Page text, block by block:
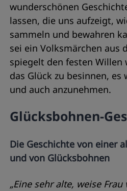
wunderschönen
lassen, die uns aufzeigt,
sammeln und bewahren
sei ein Volksmärchen aus
spiegelt den festen Willen
das Glück zu besinnen, es
und auch anzunehmen.
Glücksbohnen-
Die Geschichte von einer
und von Glücksbohnen
„Eine sehr alte, weise